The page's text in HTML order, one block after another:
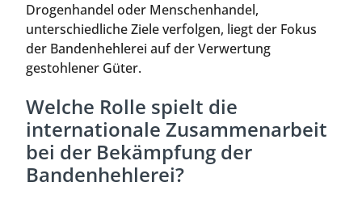
Drogenhandel oder Menschenhandel,
unterschiedliche Ziele verfolgen, liegt der Fokus
der Bandenhehlerei auf der Verwertung
gestohlener Güter.
Welche Rolle spielt die
internationale Zusammenarbeit
bei der Bekämpfung der
Bandenhehlerei?